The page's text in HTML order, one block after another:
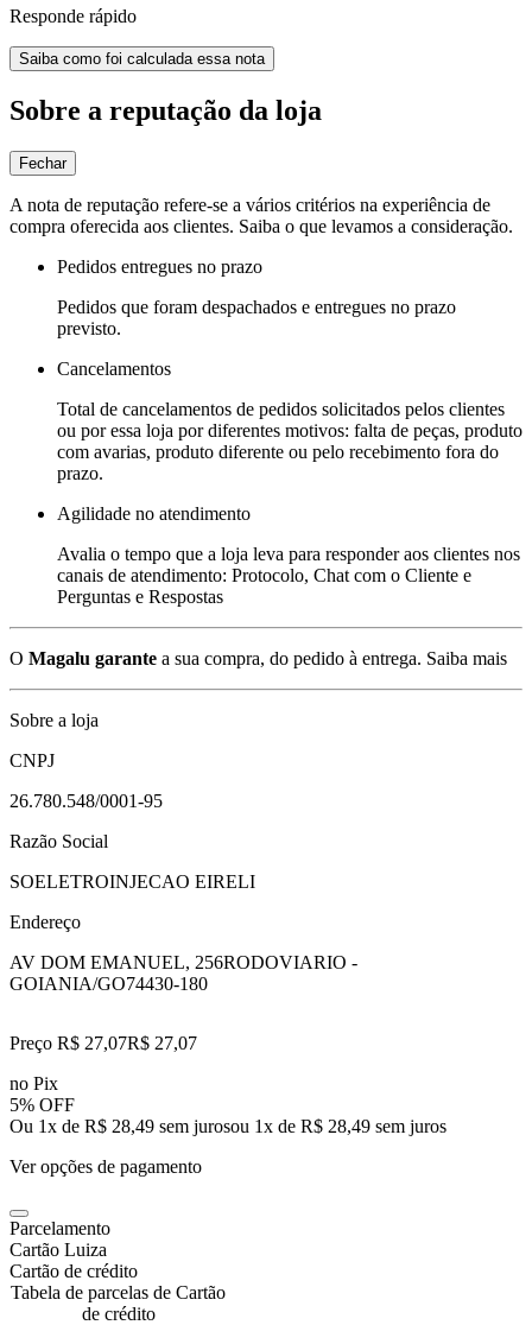
Responde rápido
Saiba como foi calculada essa nota
Sobre a reputação da loja
Fechar
A nota de reputação refere-se a vários critérios na experiência de
compra oferecida aos clientes. Saiba o que levamos a consideração.
Pedidos entregues no prazo
Pedidos que foram despachados e entregues no prazo
previsto.
Cancelamentos
Total de cancelamentos de pedidos solicitados pelos clientes
ou por essa loja por diferentes motivos: falta de peças, produto
com avarias, produto diferente ou pelo recebimento fora do
prazo.
Agilidade no atendimento
Avalia o tempo que a loja leva para responder aos clientes nos
canais de atendimento: Protocolo, Chat com o Cliente e
Perguntas e Respostas
O Magalu garante a sua compra, do pedido à entrega. Saiba mais
Sobre a loja
CNPJ
26.780.548/0001-95
Razão Social
SOELETROINJECAO EIRELI
Endereço
AV DOM EMANUEL, 256RODOVIARIO -
GOIANIA/GO74430-180
Preço R$ 27,07R$ 27,07
no Pix
5% OFF
Ou 1x de R$ 28,49 sem jurosou 1x de R$ 28,49 sem juros
Ver opções de pagamento
Parcelamento
Cartão Luiza
Cartão de crédito
Tabela de parcelas de Cartão
de crédito